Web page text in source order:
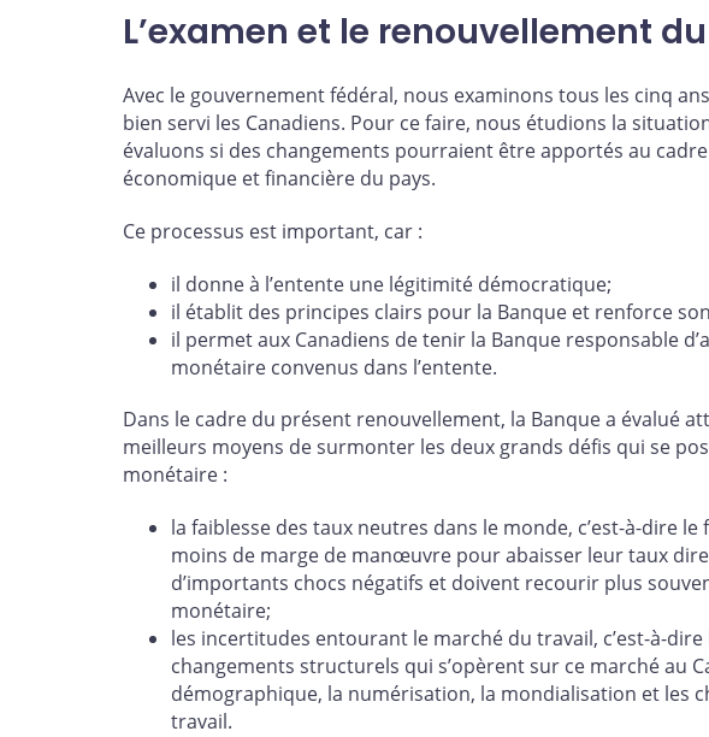
L’examen et le renouvellement
Avec le gouvernement fédéral, nous examinons tous les cinq
bien servi les Canadiens. Pour ce faire, nous étudions la
évaluons si des changements pourraient être apportés au
économique et financière du pays.
Ce processus est important, car :
il donne à l’entente une légitimité démocratique;
il établit des principes clairs pour la Banque et renforce
il permet aux Canadiens de tenir la Banque responsable
monétaire convenus dans l’entente.
Dans le cadre du présent renouvellement, la Banque a évalué
meilleurs moyens de surmonter les deux grands défis qui se
monétaire :
la faiblesse des taux neutres dans le monde, c’est-à-dire
moins de marge de manœuvre pour abaisser leur taux
d’importants chocs négatifs et doivent recourir plus
monétaire;
les incertitudes entourant le marché du travail, c’est-à-
changements structurels qui s’opèrent sur ce marché au
démographique, la numérisation, la mondialisation et les
travail.